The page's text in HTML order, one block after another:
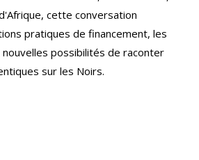
cette conversation
pratiques de financement, les
possibilités de raconter
sur les Noirs.